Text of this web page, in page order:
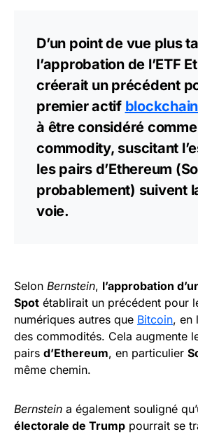
D’un point de vue plus
l’approbation de l’ETF
créerait un précédent
premier actif blockchain
à être considéré
commodity, suscitant
les pairs d’Ethereum
probablement) suivent
voie.
Selon Bernstein, l’approbation
Spot établirait un précédent pour
numériques autres que Bitcoin, en
des commodités. Cela augmente
pairs d’Ethereum, en particulier
même chemin.
Bernstein a également souligné
électorale de Trump pourrait se